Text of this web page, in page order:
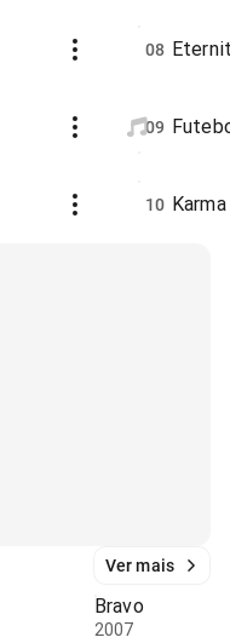
08
09
10 Karma
Ver mais
Bravo
2007